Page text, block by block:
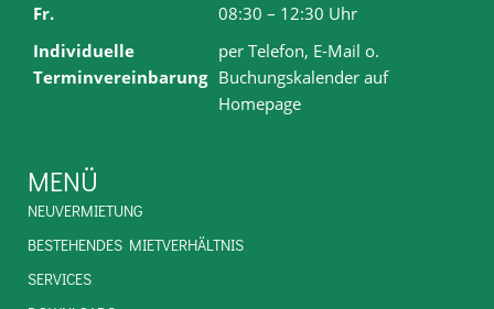
Fr.
08:30 – 12:30 Uhr
Individuelle
Terminvereinbarung
per Telefon, E-Mail o.
Buchungskalender auf
Homepage
MENÜ
NEUVERMIETUNG
BESTEHENDES MIETVERHÄLTNIS
SERVICES